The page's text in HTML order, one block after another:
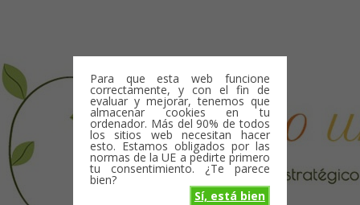
Para que esta web funcione
correctamente, y con el fin de
evaluar y mejorar, tenemos que
almacenar cookies en tu
ordenador. Más del 90% de todos
los sitios web necesitan hacer
esto. Estamos obligados por las
normas de la UE a pedirte primero
tu consentimiento. ¿Te parece
bien?
Sí, está bien